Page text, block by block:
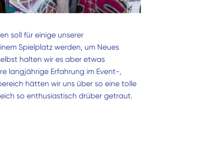
soll für einige unserer
Spielplatz werden, um Neues
halten wir es aber etwas
langjährige Erfahrung im Event-,
hätten wir uns über so eine tolle
so enthusiastisch drüber getraut.